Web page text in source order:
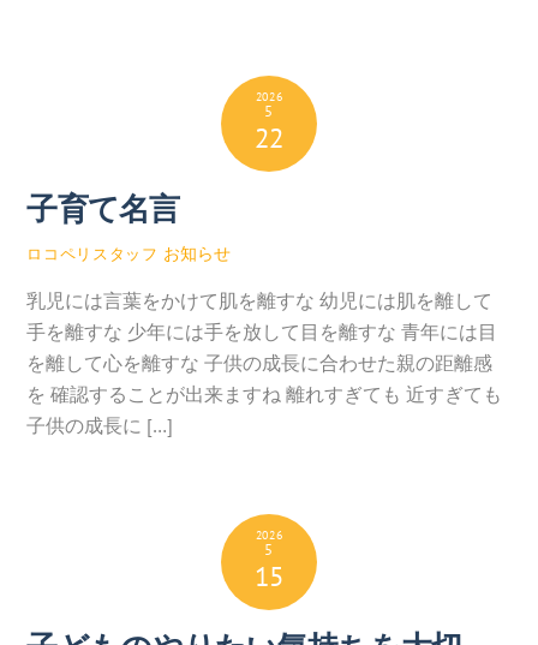
2026
5
22
子育て名言
ロコペリスタッフ お知らせ
乳児には言葉をかけて肌を離すな 幼児には肌を離して
手を離すな 少年には手を放して目を離すな 青年には目
を離して心を離すな 子供の成長に合わせた親の距離感
を 確認することが出来ますね 離れすぎても 近すぎても
子供の成長に […]
2026
5
15